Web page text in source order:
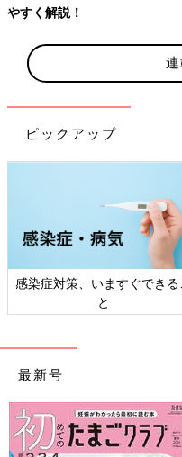
やすく解説！
ピックアップ
感染症対策、いますぐできる
と
最新号